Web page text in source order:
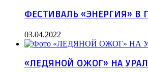
ФЕСТИВАЛЬ «ЭНЕРГИЯ» В
03.04.2022
«ЛЕДЯНОЙ ОЖОГ» НА